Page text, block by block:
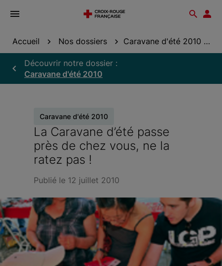
Ouvrir
Accueil Nos dossiers Caravane d'été 2010
Découvrir notre dossier :
Caravane d'été 2010
Caravane d'été 2010
La Caravane d’été passe
près de chez vous, ne la
ratez pas !
Publié le 12 juillet 2010